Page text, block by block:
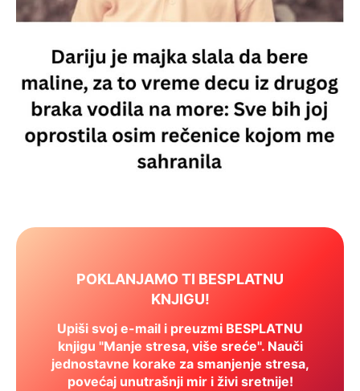
POKLANJAMO TI BESPLATNU
KNJIGU!
Upiši svoj e-mail i preuzmi BESPLATNU
knjigu "Manje stresa, više sreće". Nauči
jednostavne korake za smanjenje stresa,
povećaj unutrašnji mir i živi sretnije!